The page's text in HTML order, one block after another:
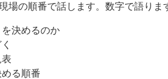
場の順番で話します。数字で語りま
決めるのか
る順番